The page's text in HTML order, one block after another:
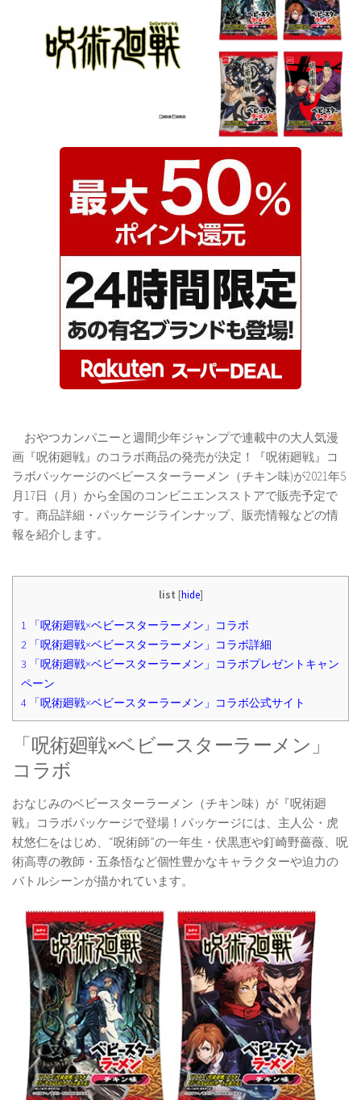
おやつカンパニーと週間少年ジャンプで連載中の大人気漫
画『呪術廻戦』のコラボ商品の発売が決定！『呪術廻戦』コ
ラボパッケージのベビースターラーメン（チキン味)が2021年5
月17日（月）から全国のコンビニエンスストアで販売予定で
す。商品詳細・パッケージラインナップ、販売情報などの情
報を紹介します。
list [hide]
1 「呪術廻戦×ベビースターラーメン」コラボ
2 「呪術廻戦×ベビースターラーメン」コラボ詳細
3 「呪術廻戦×ベビースターラーメン」コラボプレゼントキャン
ペーン
4 「呪術廻戦×ベビースターラーメン」コラボ公式サイト
「呪術廻戦×ベビースターラーメン」
コラボ
おなじみのベビースターラーメン（チキン味）が『呪術廻
戦』コラボパッケージで登場！パッケージには、主人公・虎
杖悠仁をはじめ、“呪術師”の一年生・伏黒恵や釘崎野薔薇、呪
術高専の教師・五条悟など個性豊かなキャラクターや迫力の
バトルシーンが描かれています。